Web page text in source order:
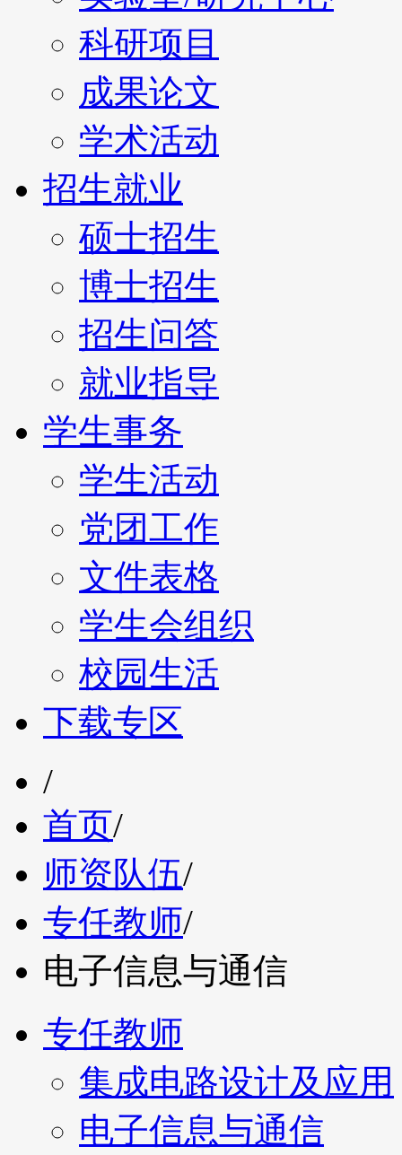
科研项目
成果论文
学术活动
招生就业
硕士招生
博士招生
招生问答
就业指导
学生事务
学生活动
党团工作
文件表格
学生会组织
校园生活
下载专区
/
首页/
师资队伍/
专任教师/
电子信息与通信
专任教师
集成电路设计及应用
电子信息与通信